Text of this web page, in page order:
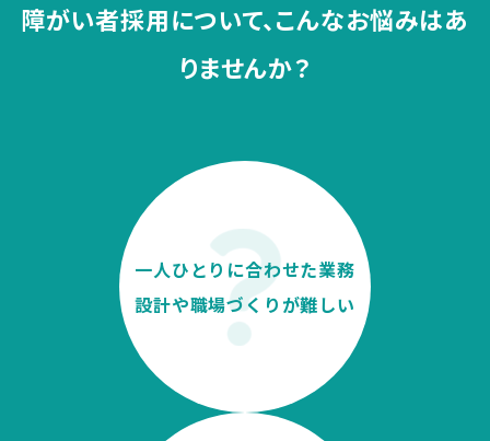
障がい者採用について、こんなお悩みはあ
りませんか？
一人ひとりに合わせた業務
設計や職場づくりが難しい